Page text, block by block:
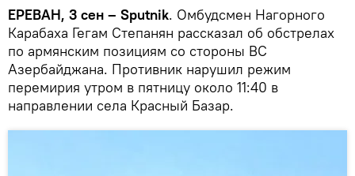
ЕРЕВАН, 3 сен – Sputnik. Омбудсмен Нагорного
Карабаха Гегам Степанян рассказал об обстрелах
по армянским позициям со стороны ВС
Азербайджана. Противник нарушил режим
перемирия утром в пятницу около 11:40 в
направлении села Красный Базар.